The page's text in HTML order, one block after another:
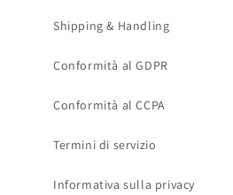
Shipping & Handling
Conformità al GDPR
Conformità al CCPA
Termini di servizio
Informativa sulla privacy